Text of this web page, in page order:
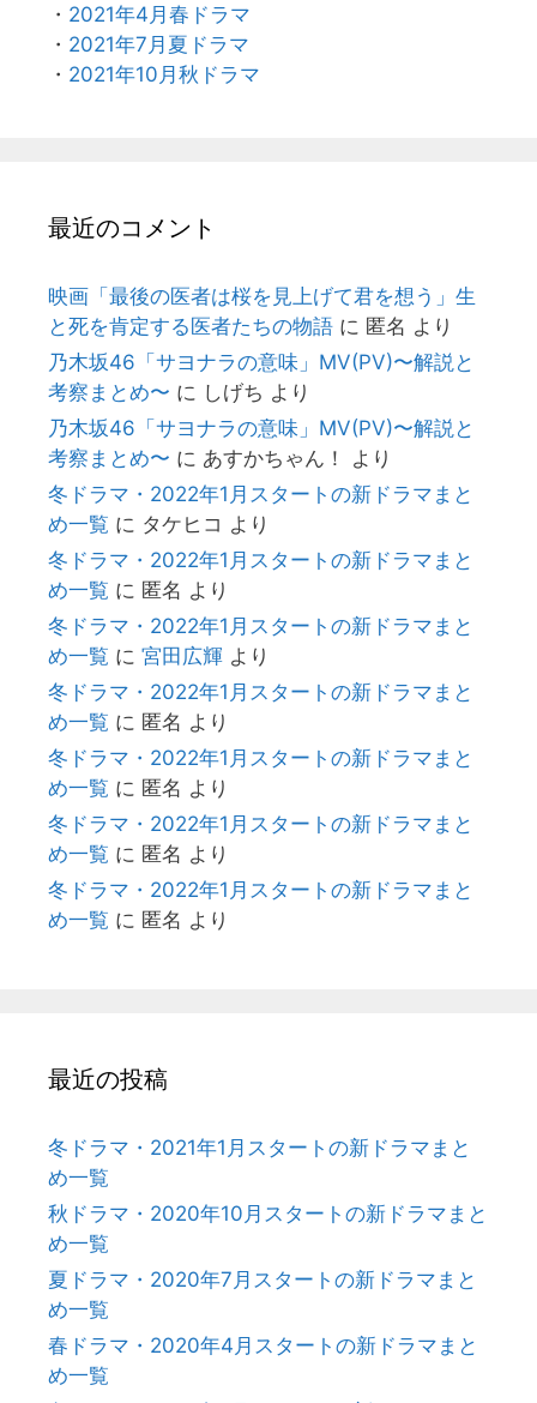
・ 2021年4月春ドラマ
・ 2021年7月夏ドラマ
・ 2021年10月秋ドラマ
最近のコメント
映画「最後の医者は桜を見上げて君を想う」生
と死を肯定する医者たちの物語 に 匿名 より
乃木坂46「サヨナラの意味」MV(PV)〜解説と
考察まとめ〜 に しげち より
乃木坂46「サヨナラの意味」MV(PV)〜解説と
考察まとめ〜 に あすかちゃん！
より
冬ドラマ・2022年1月スタートの新ドラマまと
め一覧 に タケヒコ より
冬ドラマ・2022年1月スタートの新ドラマまと
め一覧 に 匿名 より
冬ドラマ・2022年1月スタートの新ドラマまと
め一覧 に 宮田広輝 より
冬ドラマ・2022年1月スタートの新ドラマまと
め一覧 に 匿名 より
冬ドラマ・2022年1月スタートの新ドラマまと
め一覧 に 匿名 より
冬ドラマ・2022年1月スタートの新ドラマまと
め一覧 に 匿名 より
冬ドラマ・2022年1月スタートの新ドラマまと
め一覧 に 匿名 より
最近の投稿
冬ドラマ・2021年1月スタートの新ドラマまと
め一覧
秋ドラマ・2020年10月スタートの新ドラマまと
め一覧
夏ドラマ・2020年7月スタートの新ドラマまと
め一覧
春ドラマ・2020年4月スタートの新ドラマまと
め一覧